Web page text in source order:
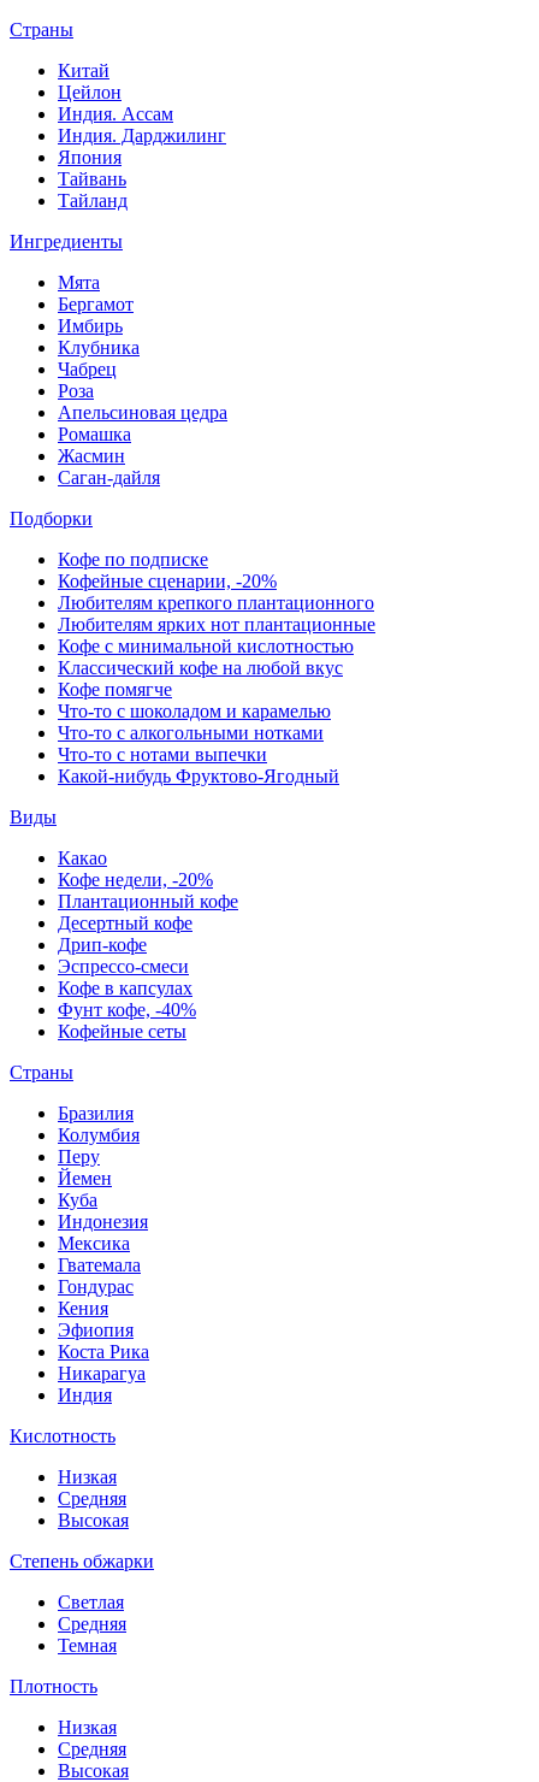
Страны
Китай
Цейлон
Индия. Ассам
Индия. Дарджилинг
Япония
Тайвань
Тайланд
Ингредиенты
Мята
Бергамот
Имбирь
Клубника
Чабрец
Роза
Апельсиновая цедра
Ромашка
Жасмин
Саган-дайля
Подборки
Кофе по подписке
Кофейные сценарии, -20%
Любителям крепкого плантационного
Любителям ярких нот плантационные
Кофе с минимальной кислотностью
Классический кофе на любой вкус
Кофе помягче
Что-то с шоколадом и карамелью
Что-то с алкогольными нотками
Что-то с нотами выпечки
Какой-нибудь Фруктово-Ягодный
Виды
Какао
Кофе недели, -20%
Плантационный кофе
Десертный кофе
Дрип-кофе
Эспрессо-смеси
Кофе в капсулах
Фунт кофе, -40%
Кофейные сеты
Страны
Бразилия
Колумбия
Перу
Йемен
Куба
Индонезия
Мексика
Гватемала
Гондурас
Кения
Эфиопия
Коста Рика
Никарагуа
Индия
Кислотность
Низкая
Средняя
Высокая
Степень обжарки
Светлая
Средняя
Темная
Плотность
Низкая
Средняя
Высокая